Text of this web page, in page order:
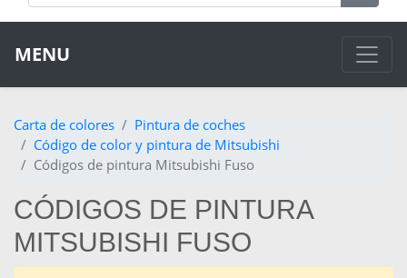
MENU
Carta de colores
Pintura de coches
Código de color y pintura de Mitsubishi
Códigos de pintura Mitsubishi Fuso
CÓDIGOS DE PINTURA
MITSUBISHI FUSO